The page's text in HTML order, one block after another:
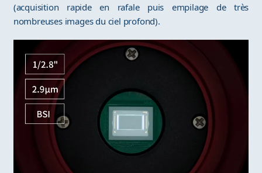
(acquisition rapide en rafale puis empilage de très
nombreuses images du ciel profond).